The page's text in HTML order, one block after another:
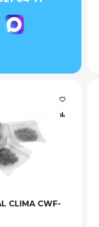
CLIMA CWF-